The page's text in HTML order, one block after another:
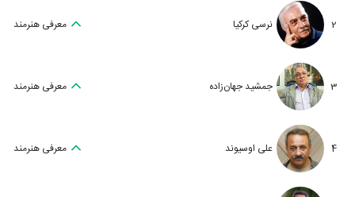
2 نرسی کرکیا معرفی هنرمند
3 جمشید جهان‌زاده معرفی هنرمند
4 علی اوسیوند معرفی هنرمند